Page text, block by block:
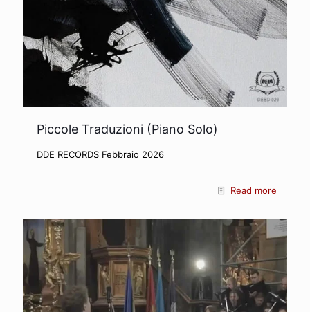
Piccole Traduzioni (Piano Solo)
DDE RECORDS Febbraio 2026
Read more